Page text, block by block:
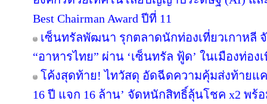
Best Chairman Award ปีที่ 11
เซ็นทรัลพัฒนา รุกตลาดนักท่องเที่ยวเกาหลี
“อาหารไทย” ผ่าน ‘เซ็นทรัล ฟู้ด’ ในเมืองท่อง
โค้งสุดท้าย! ไทวัสดุ อัดฉีดความคุ้มส่งท้ายแ
16 ปี แจก 16 ล้าน’ จัดหนักสิทธิ์ลุ้นโชค x2 พ